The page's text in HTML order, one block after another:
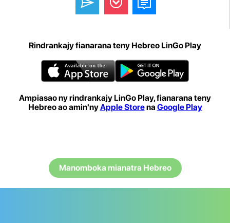
Rindrankajy fianarana teny Hebreo LinGo Play
Ampiasao ny rindrankajy LinGo Play, fianarana teny
Hebreo ao amin'nyApple Storena Google Play
Manomboka mianatra Hebreo